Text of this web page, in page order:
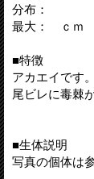
分布：
最大： ｃｍ
■特徴
アカエイです。
尾ビレに毒棘
■生体説明
写真の個体は